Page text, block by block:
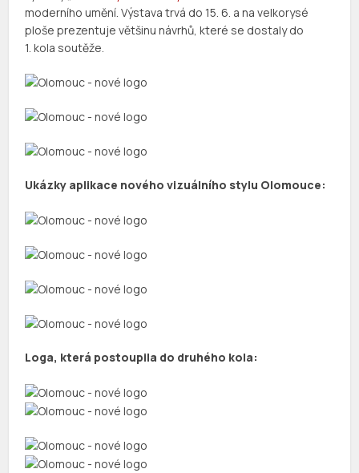
moderního umění. Výstava trvá do 15. 6. a na velkorysé
ploše prezentuje většinu návrhů, které se dostaly do
1. kola soutěže.
Ukázky aplikace nového vizuálního stylu Olomouce:
Loga, která postoupila do druhého kola: